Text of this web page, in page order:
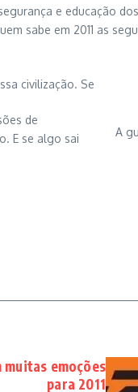
e educação
sabe em 2011 as
civilização. Se
A
de
E se algo sai
emoções
para 2011